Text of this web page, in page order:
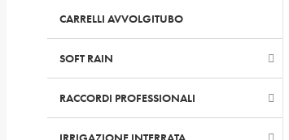
CARRELLI AVVOLGITUBO
SOFT RAIN
RACCORDI PROFESSIONALI